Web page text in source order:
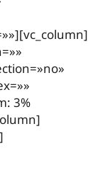
3%